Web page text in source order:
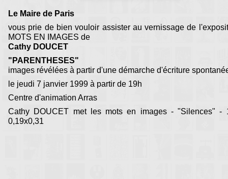
Le Maire de Paris
vous prie de bien vouloir assister au vernissage de
MOTS EN IMAGES de
Cathy DOUCET
"PARENTHESES"
images révélées à partir d'une démarche d'écriture
le jeudi 7 janvier 1999 à partir de 19h
Centre d'animation Arras
Cathy DOUCET met les mots en images - "Silences" -
0,19x0,31